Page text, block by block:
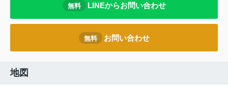
無料 LINEからお問い合わせ
無料 お問い合わせ
地図